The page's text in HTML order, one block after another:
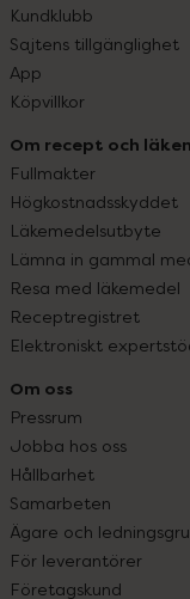
Kundklubb
Sajtens tillgänglighet
App
Köpvillkor
Om recept och
Fullmakter
Högkostnadsskyddet
Läkemedelsutbyte
Lämna in gammal
Resa med läkemedel
Receptregistret
Elektroniskt
Om oss
Pressrum
Jobba hos oss
Hållbarhet
Samarbeten
Ägare och
För leverantörer
Företagskund